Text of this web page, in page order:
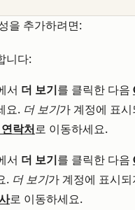
을 추가하려면:
니다:
서 더 보기를 클릭한 다음
요. 더 보기가 계정에 표시
연락처로 이동하세요.
서 더 보기를 클릭한 다음
. 더 보기가 계정에 표시되
로 이동하세요.